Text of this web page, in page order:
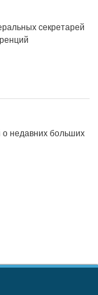
секретарей
недавних больших